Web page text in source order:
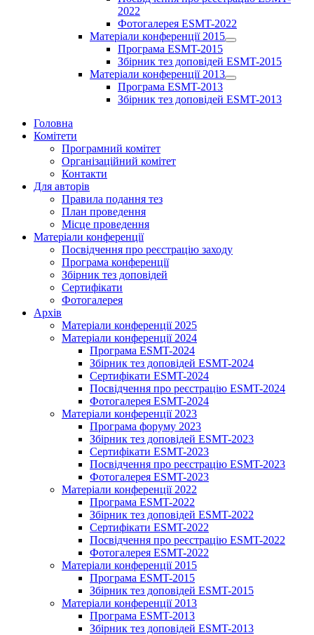
2022
Фотогалерея ESMT-2022
Матеріали конференції 2015
Show
sub
menu
Програма ESMT-2015
Збірник тез доповідей ESMT-2015
Матеріали конференції 2013
Show
sub
menu
Програма ESMT-2013
Збірник тез доповідей ESMT-2013
Головна
Комітети
Програмний комітет
Організаційний комітет
Контакти
Для авторів
Правила подання тез
План проведення
Місце проведення
Матеріали конференції
Посвідчення про реєстрацію заходу
Програма конференції
Збірник тез доповідей
Сертифікати
Фотогалерея
Архів
Матеріали конференції 2025
Матеріали конференції 2024
Програма ESMT-2024
Збірник тез доповідей ESMT-2024
Сертифікати ESMT-2024
Посвідчення про реєстрацію ESMT-2024
Фотогалерея ESMT-2024
Матеріали конференції 2023
Програма форуму 2023
Збірник тез доповідей ESMT-2023
Сертифікати ESMT-2023
Посвідчення про реєстрацію ESMT-2023
Фотогалерея ESMT-2023
Матеріали конференції 2022
Програма ESMT-2022
Збірник тез доповідей ESMT-2022
Сертифікати ESMT-2022
Посвідчення про реєстрацію ESMT-2022
Фотогалерея ESMT-2022
Матеріали конференції 2015
Програма ESMT-2015
Збірник тез доповідей ESMT-2015
Матеріали конференції 2013
Програма ESMT-2013
Збірник тез доповідей ESMT-2013